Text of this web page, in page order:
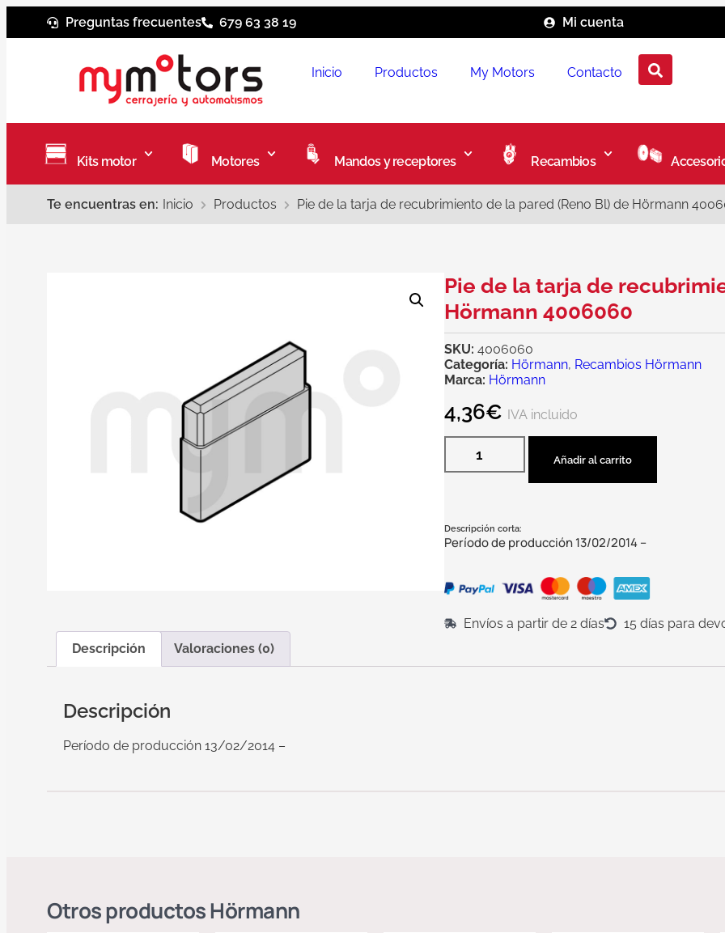
Preguntas frecuentes 679 63 38 19 Mi cuenta
Inicio Productos My Motors Contacto
Kits motor Motores Mandos y receptores Recambios
Te encuentras en: Inicio Productos Pie de la tarja de recubrimiento de la pared (Reno Bl) de Hörmann
Pie de la tarja de
Hörmann 4006060
SKU:4006060
Categoría: Hörmann, Recambios Hörmann
Marca: Hörmann
4,36€ IVA incluido
Añadir al carrito
Descripción corta:
Período de producción 13/02/2014 –
Envíos a partir de 2 días
15 días para
Descripción
Valoraciones (0)
Descripción
Período de producción 13/02/2014 –
Otros productosHörmann